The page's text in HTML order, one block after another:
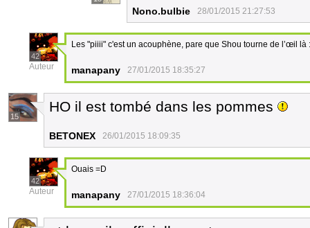
Nono.bulbie 28/01/2015 21:27:53
42
Auteur
Les "piiii" c'est un acouphène, pare que Shou tourne de l’œil là
manapany 27/01/2015 18:35:27
15
HO il est tombé dans les pommes
BETONEX 26/01/2015 18:09:35
42
Auteur
Ouais =D
manapany 27/01/2015 18:36:04